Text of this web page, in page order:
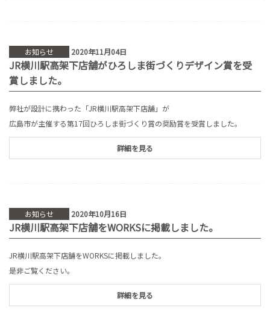
お知らせ 2020年11月04日
JR横川駅高架下店舗がひろしま街づくりデザイン賞を受
賞しました。
弊社が設計に携わった「JR横川駅高架下店舗」が
広島市が主催する第17回ひろしま街づくり賞の奨励賞を受賞しました。
詳細を見る
お知らせ 2020年10月16日
JR横川駅高架下店舗をWORKSに掲載しました。
JR横川駅高架下店舗をWORKSに掲載しました。
是非ご覧ください。
詳細を見る